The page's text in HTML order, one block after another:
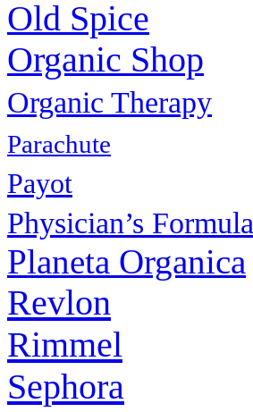
Old Spice
Organic Shop
Organic Therapy
Parachute
Payot
Physiсian’s Formula
Planeta Organica
Revlon
Rimmel
Sephora